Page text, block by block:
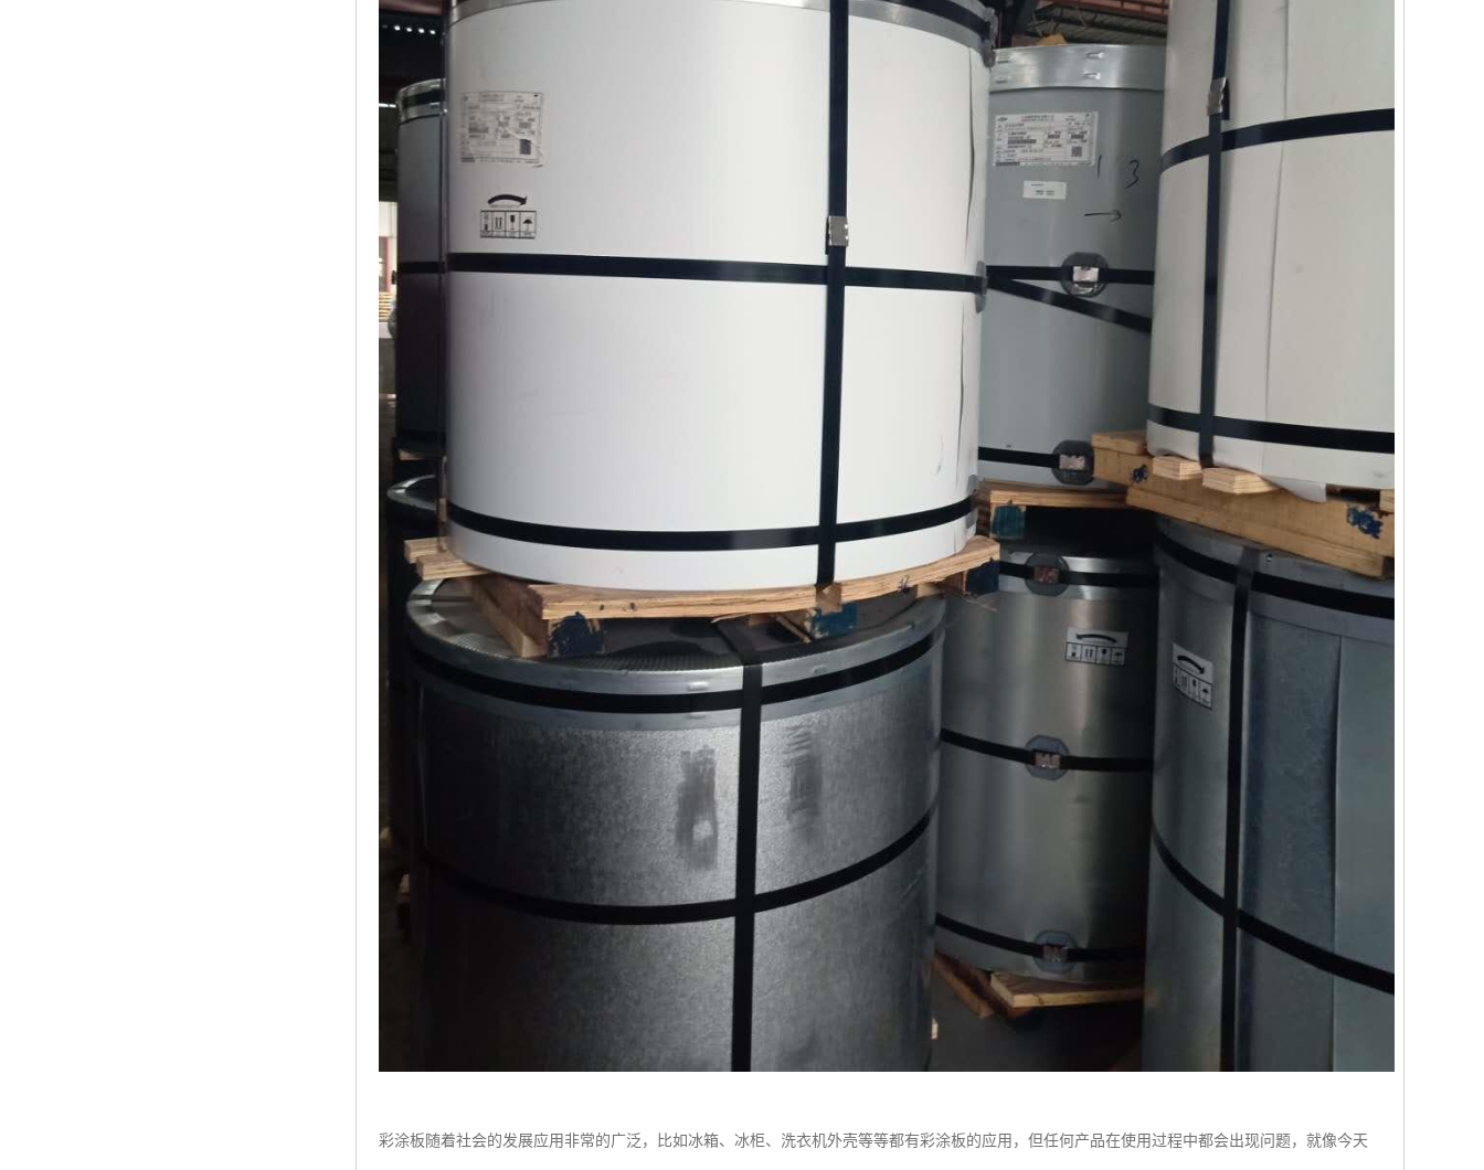
彩涂板随着社会的发展应用非常的广泛，比如冰箱、冰柜、洗衣机外壳等等都有彩涂板的应用，但任何产品在使用过程中都会出现问题，就像今天